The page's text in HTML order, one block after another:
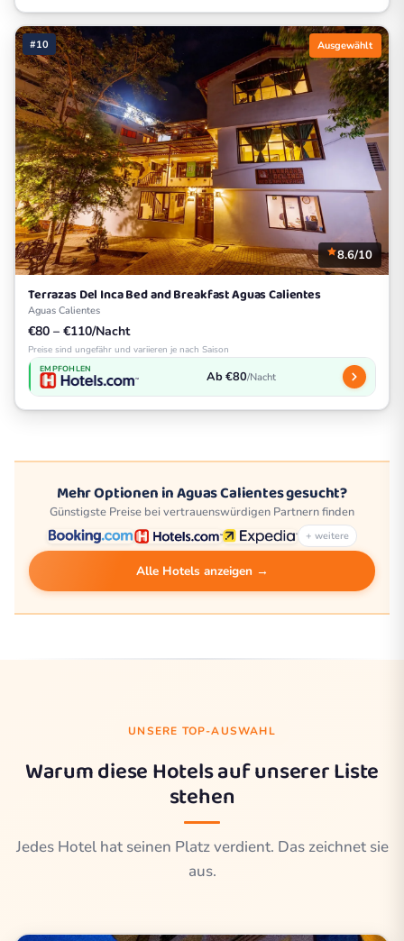
#10 Ausgewählt
8.6/10
Terrazas Del Inca Bed and Breakfast Aguas Calientes
Aguas Calientes
€80 – €110/Nacht
Preise sind ungefähr und variieren je nach Saison
EMPFOHLEN Ab €80/Nacht
Mehr Optionen in Aguas Calientes gesucht?
Günstigste Preise bei vertrauenswürdigen Partnern finden
+ weitere
Alle Hotels anzeigen →
UNSERE TOP-AUSWAHL
Warum diese Hotels auf unserer Liste
stehen
Jedes Hotel hat seinen Platz verdient. Das zeichnet sie
aus.